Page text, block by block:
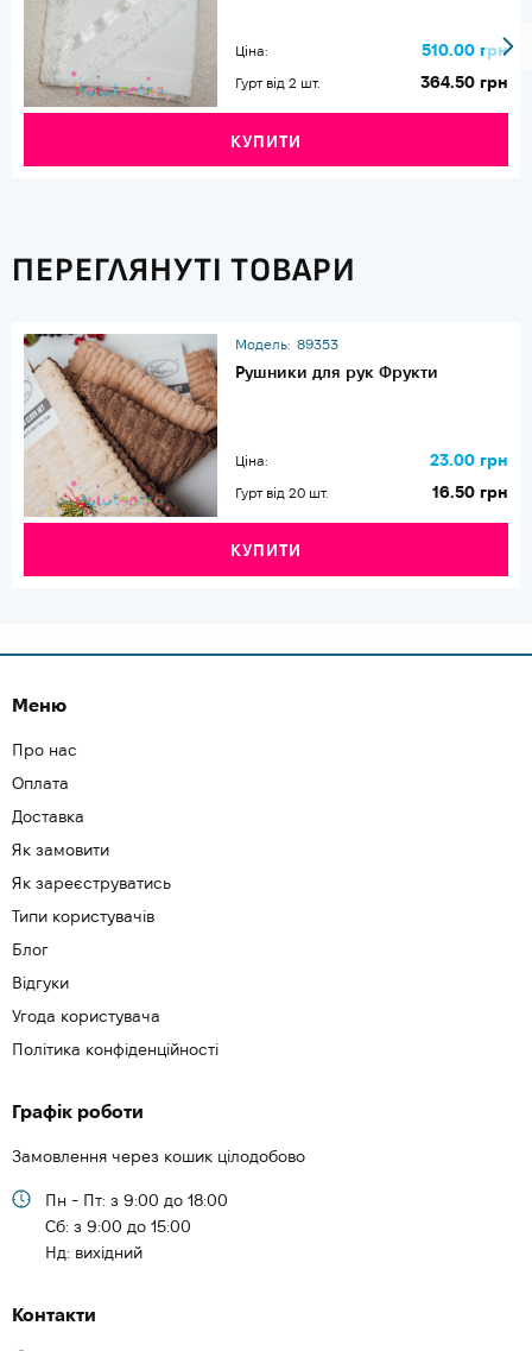
Ціна: 510.00 грн
Гурт від 2 шт. 364.50 грн
КУПИТИ
ПЕРЕГЛЯНУТІ ТОВАРИ
Модель: 89353
Рушники для рук Фрукти
Ціна: 23.00 грн
Гурт від 20 шт. 16.50 грн
КУПИТИ
Меню
Про нас
Оплата
Доставка
Як замовити
Як зареєструватись
Типи користувачів
Блог
Відгуки
Угода користувача
Політика конфіденційності
Графік роботи
Замовлення через кошик цілодобово
Пн - Пт: з 9:00 до 18:00
Cб: з 9:00 до 15:00
Нд: вихідний
Контакти